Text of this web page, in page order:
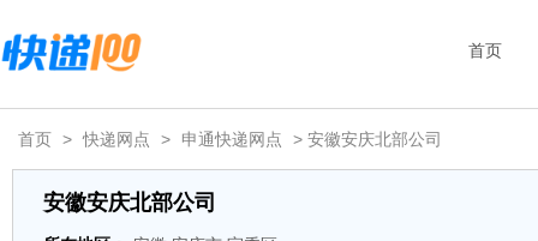
首页
首页 > 快递网点 > 申通快递网点 > 安徽安庆北部公司
安徽安庆北部公司